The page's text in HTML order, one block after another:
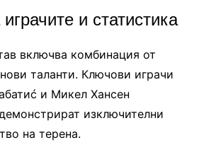
и статистика
включва комбинация от
таланти. Ключови играчи
и Микел Хансен
изключителни
на терена.